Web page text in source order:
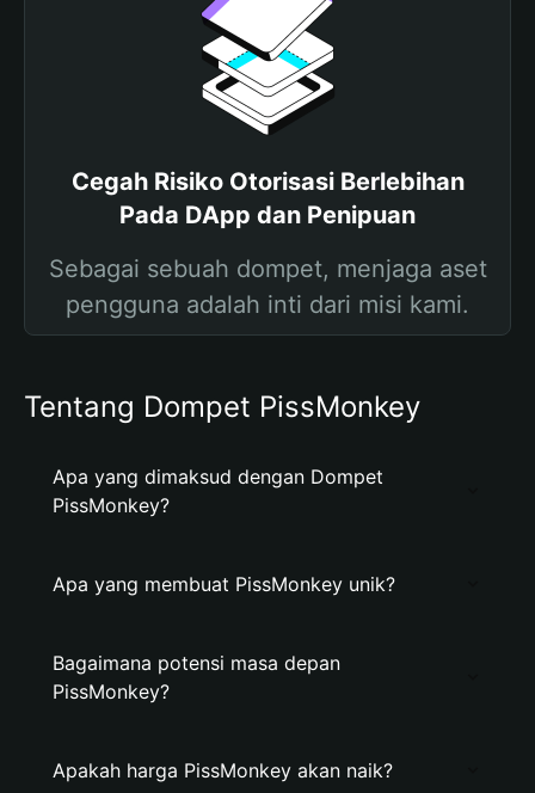
Cegah Risiko Otorisasi Berlebihan
Pada DApp dan Penipuan
Sebagai sebuah dompet, menjaga aset
pengguna adalah inti dari misi kami.
Tentang Dompet PissMonkey
Apa yang dimaksud dengan Dompet
PissMonkey?
Apa yang membuat PissMonkey unik?
Bagaimana potensi masa depan
PissMonkey?
Apakah harga PissMonkey akan naik?